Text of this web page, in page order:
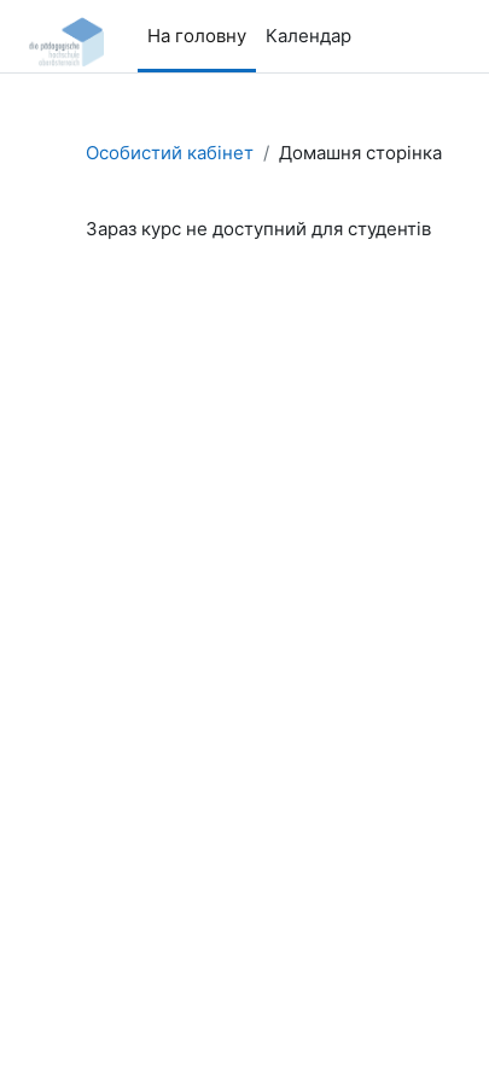
Перейти до головного вмісту
На головну
Календар
Особистий кабінет Домашня сторінка
Зараз курс не доступний для студентів